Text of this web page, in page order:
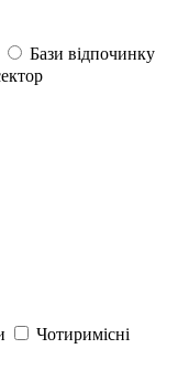
Бази відпочинку
Чотиримісні